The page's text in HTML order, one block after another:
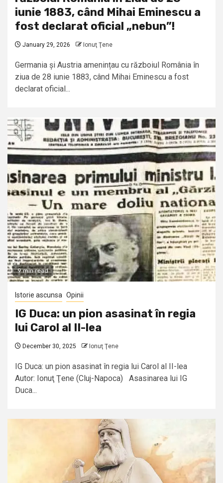
iunie 1883, când Mihai Eminescu a
fost declarat oficial „nebun”!
January 29, 2026 Ionuţ Ţene
Germania și Austria amenințau cu războiul România în
ziua de 28 iunie 1883, când Mihai Eminescu a fost
declarat oficial...
9 min read
Istorie ascunsa Opinii
IG Duca: un pion asasinat în regia
lui Carol al II-lea
December 30, 2025 Ionuţ Ţene
IG Duca: un pion asasinat în regia lui Carol al II-lea
Autor: Ionuţ Ţene (Cluj-Napoca) Asasinarea lui IG
Duca...